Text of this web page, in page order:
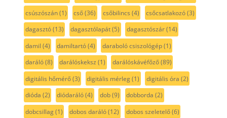
csúszószán(1) cső(36) csőbilincs (4) csőcsatlakozó(3)
dagasztó(13) dagasztólapát(5) dagasztószár(14)
damil (4) damiltartó(4) daraboló csiszológép(1)
daráló(8) darálóskeksz (1) darálóskávéfőző(89)
digitális hőmérő(3) digitális mérleg(1) digitális óra (2)
dióda (2) diódaráló(4) dob(9) dobborda (2)
dobcsillag(1) dobos daráló(12) dobos szeletelő(6)